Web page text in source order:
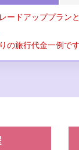
ードアッププラン
の旅行代金一例です